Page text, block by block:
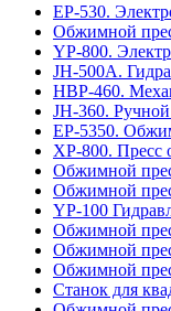
ЕР-530.
Обжимной
YP-800.
JH-500A.
HBP-460.
JH-360.
EP-5350.
XP-800. Пресс
Обжимной
Обжимной
YP-100
Обжимной
Обжимной
Обжимной
Станок для